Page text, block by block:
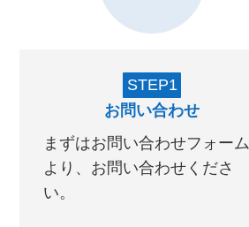
STEP1
お問い合わせ
まずはお問い合わせフォーム
より、お問い合わせくださ
い。